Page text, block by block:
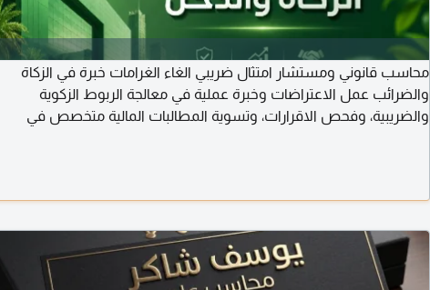
محاسب قانوني ومستشار امتثال ضريبي الغاء الغرامات خبرة في الزكاة
والضرائب عمل الاعتراضات وخبرة عملية في معالجة الربوط الزكوية
والضريبية، وفحص الاقرارات، وتسوية المطالبات المالية متخصص في
قانونية نظامية